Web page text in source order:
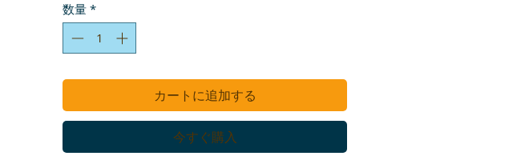
数量 *
カートに追加する
今すぐ購入